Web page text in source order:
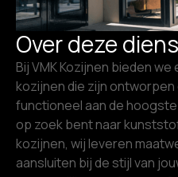
Over deze
Bij VMK Kozijnen bieden
kozijnen die zijn
functioneel aan de
op zoek bent naar
kozijnen, wij leveren
aansluiten bij de stijl van